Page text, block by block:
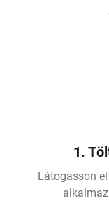
1.
Látogasson